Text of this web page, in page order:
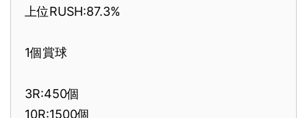
上位RUSH:87.3%
1個賞球
3R:450個
10R:1500個